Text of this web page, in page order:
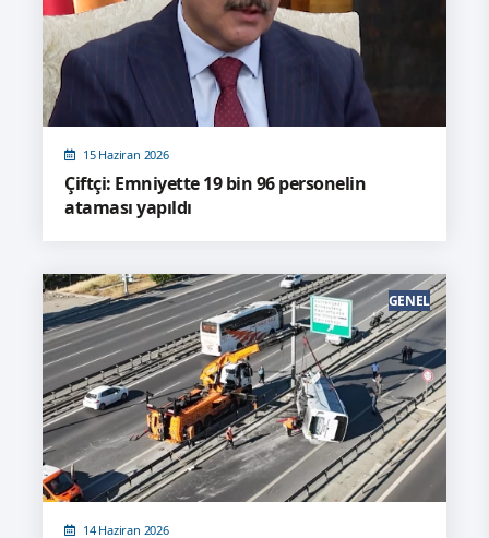
15 Haziran 2026
Çiftçi: Emniyette 19 bin 96 personelin
ataması yapıldı
14 Haziran 2026
GENEL